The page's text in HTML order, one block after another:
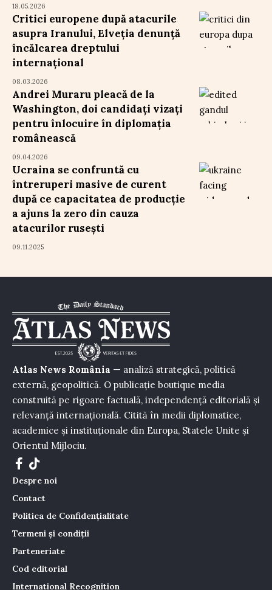
18.05.2026
Critici europene după atacurile
asupra Iranului, Elveția denunță
încălcarea dreptului
internațional
08.03.2026
Andrei Muraru pleacă de la
Washington, doi candidați vizați
pentru înlocuire în diplomația
românească
09.04.2026
Ucraina se confruntă cu
întreruperi masive de curent
după ce capacitatea de producție
a ajuns la zero din cauza
atacurilor rusești
09.11.2025
Atlas News România — analiză strategică, politică
externă, geopolitică. O publicație boutique media
construită pe rigoare factuală, independență editorială și
relevanță internațională. Citită în medii diplomatice,
academice și instituționale din Europa, Statele Unite și
Orientul Mijlociu.
Despre noi
Contact
Politica de Confidențialitate
Termeni și condiții
Parteneriate
Cod editorial
International Recognition